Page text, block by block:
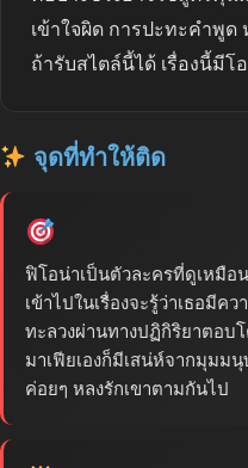
เข้าใจผิด การปะทะคำพู
ถ้ารับสไตล์นี้ได้ เรื่องนี้มีโ
จุดที่ทำให้ติด
ฟิโอน่าเป็นตัวละครที่ดูเหมือ
เข้าไปในเรื่องจะรู้ว่าเธอมีค
ทะลวงผ่านทางปฏิกิริยาตอ
มาเฟียเองก็มีเสน่ห์จากมุมม
ค่อยๆ หลงรักเขาตามกันไป